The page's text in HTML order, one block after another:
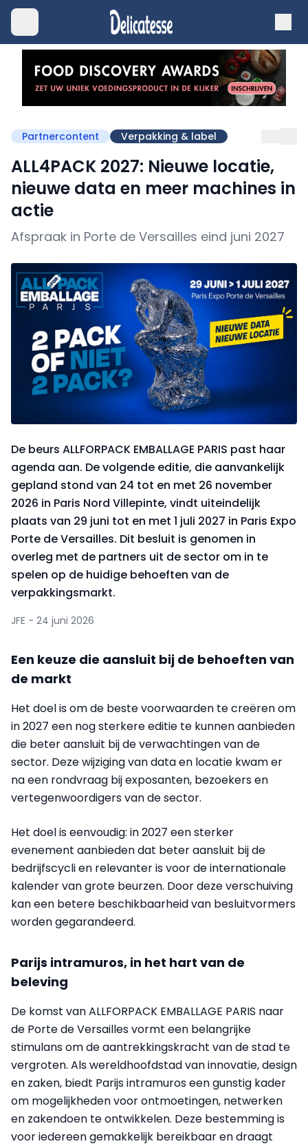
Partnercontent Verpakking & label
ALL4PACK 2027: Nieuwe locatie,
nieuwe data en meer machines in
actie
Afspraak in Porte de Versailles eind juni 2027
De beurs ALLFORPACK EMBALLAGE PARIS past haar
agenda aan. De volgende editie, die aanvankelijk
gepland stond van 24 tot en met 26 november
2026 in Paris Nord Villepinte, vindt uiteindelijk
plaats van 29 juni tot en met 1 juli 2027 in Paris Expo
Porte de Versailles. Dit besluit is genomen in
overleg met de partners uit de sector om in te
spelen op de huidige behoeften van de
verpakkingsmarkt.
JFE - 24 juni 2026
Een keuze die aansluit bij de behoeften van
de markt
Het doel is om de beste voorwaarden te creëren om
in 2027 een nog sterkere editie te kunnen aanbieden
die beter aansluit bij de verwachtingen van de
sector. Deze wijziging van data en locatie kwam er
na een rondvraag bij exposanten, bezoekers en
vertegenwoordigers van de sector.
Het doel is eenvoudig: in 2027 een sterker
evenement aanbieden dat beter aansluit bij de
bedrijfscycli en relevanter is voor de internationale
kalender van grote beurzen. Door deze verschuiving
kan een betere beschikbaarheid van besluitvormers
worden gegarandeerd.
Parijs intramuros, in het hart van de
beleving
De komst van ALLFORPACK EMBALLAGE PARIS naar
de Porte de Versailles vormt een belangrijke
stimulans om de aantrekkingskracht van de stad te
vergroten. Als wereldhoofdstad van innovatie, design
en zaken, biedt Parijs intramuros een gunstig kader
om mogelijkheden voor ontmoetingen, netwerken
en zakendoen te ontwikkelen. Deze bestemming is
voor iedereen gemakkelijk bereikbaar en draagt